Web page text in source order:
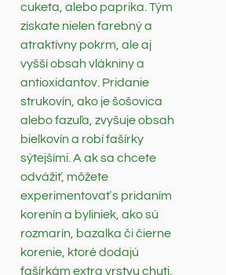
cuketa, alebo paprika. Tým
získate nielen farebný a
atraktívny pokrm, ale aj
vyšší obsah vlákniny a
antioxidantov. Pridanie
strukovín, ako je šošovica
alebo fazuľa, zvyšuje obsah
bielkovín a robí fašírky
sýtejšími. A ak sa chcete
odvážiť, môžete
experimentovať s pridaním
korenín a byliniek, ako sú
rozmarín, bazalka či čierne
korenie, ktoré dodajú
fašírkám extra vrstvu chuti.